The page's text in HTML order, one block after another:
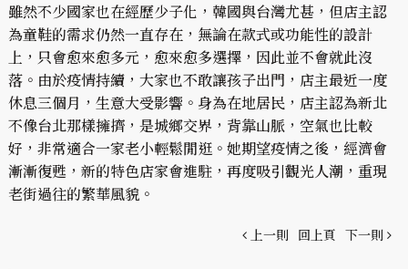
雖然不少國家也在經歷少子化，韓國與台灣尤甚，但店主認
為童鞋的需求仍然一直存在，無論在款式或功能性的設計
上，只會愈來愈多元，愈來愈多選擇，因此並不會就此沒
落。由於疫情持續，大家也不敢讓孩子出門，店主最近一度
休息三個月，生意大受影響。身為在地居民，店主認為新北
不像台北那樣擁擠，是城鄉交界，背靠山脈，空氣也比較
好，非常適合一家老小輕鬆閒逛。她期望疫情之後，經濟會
漸漸復甦，新的特色店家會進駐，再度吸引觀光人潮，重現
老街過往的繁華風貌。
上一則 回上頁 下一則